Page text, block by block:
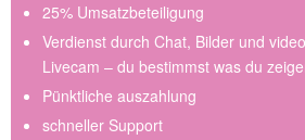
25% Umsatzbeteiligung
Verdienst durch Chat, Bilder und
Livecam – du bestimmst was du
Pünktliche auszahlung
schneller Support